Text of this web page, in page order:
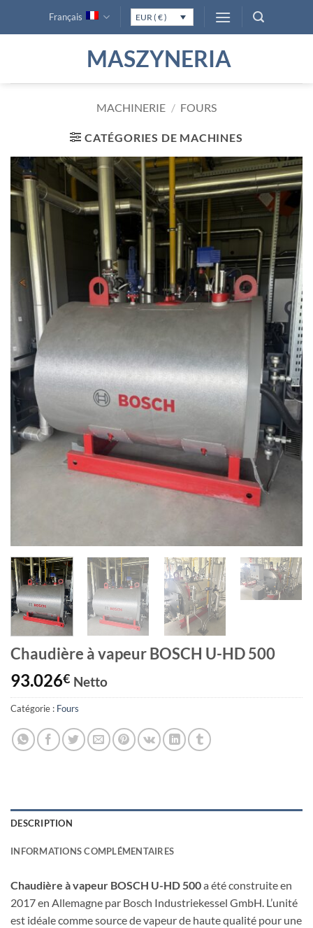
Français EUR ( € )
MASZYNERIA
MACHINERIE / FOURS
CATÉGORIES DE MACHINES
Chaudière à vapeur BOSCH U-HD 500
93.026€ Netto
Catégorie : Fours
DESCRIPTION
INFORMATIONS COMPLÉMENTAIRES
Chaudière à vapeur BOSCH U-HD 500a été construite en
2017 en Allemagne par Bosch Industriekessel GmbH. L’unité
est idéale comme source de vapeur de haute qualité pour une